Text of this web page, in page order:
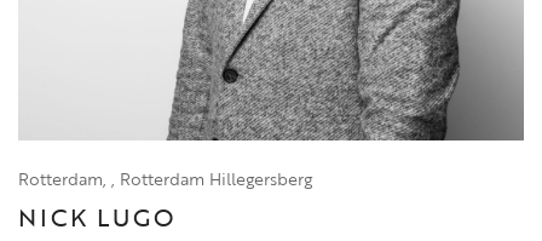
Rotterdam, , Rotterdam Hillegersberg
NICK LUGO